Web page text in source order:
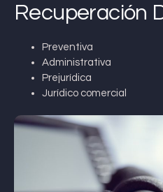
Recuperación
Preventiva
Administrativa
Prejurídica
Jurídico comercial